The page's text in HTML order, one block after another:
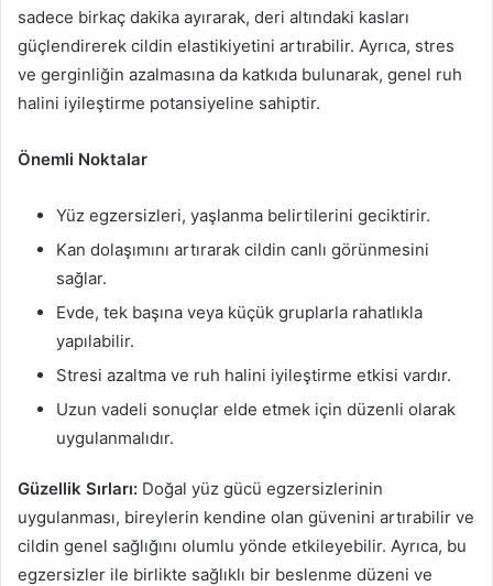
sadece birkaç dakika ayırarak, deri altındaki kasları
güçlendirerek cildin elastikiyetini artırabilir. Ayrıca, stres
ve gerginliğin azalmasına da katkıda bulunarak, genel ruh
halini iyileştirme potansiyeline sahiptir.
Önemli Noktalar
Yüz egzersizleri, yaşlanma belirtilerini geciktirir.
Kan dolaşımını artırarak cildin canlı görünmesini
sağlar.
Evde, tek başına veya küçük gruplarla rahatlıkla
yapılabilir.
Stresi azaltma ve ruh halini iyileştirme etkisi vardır.
Uzun vadeli sonuçlar elde etmek için düzenli olarak
uygulanmalıdır.
Güzellik Sırları: Doğal yüz gücü egzersizlerinin
uygulanması, bireylerin kendine olan güvenini artırabilir ve
cildin genel sağlığını olumlu yönde etkileyebilir. Ayrıca, bu
egzersizler ile birlikte sağlıklı bir beslenme düzeni ve